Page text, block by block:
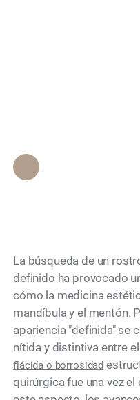
La búsqueda de un
definido ha provocado
cómo la medicina
mandíbula y el mentón.
apariencia "definida" se
nítida y distintiva entre
flácida o borrosidad
quirúrgica fue una vez